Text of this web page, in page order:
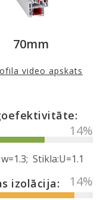
70mm
video apskats
40%
Stikla:U=1.1
izolācija: 40%